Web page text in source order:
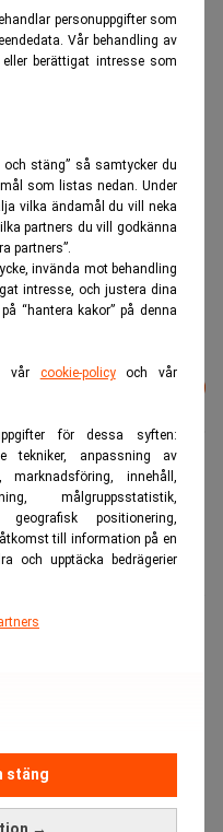
personuppgifter som
Vår behandling av
berättigat intresse som
och stäng” så samtycker du
som listas nedan. Under
vilka ändamål du vill neka
partners du vill godkänna
partners”.
invända mot behandling
intresse, och justera dina
“hantera kakor” på denna
vår cookie-policyoch vår
för dessa syften:
tekniker, anpassning av
innehåll,
målgruppsstatistik,
positionering,
till information på en
och upptäcka bedrägerier
stäng
jämfört med
Volvo V/C70 med
är Volvo V50 med 6
4 875 (7 185).
I juni nyregistrerades
procent.
på 265.000 bilar
Prenumerera
och kontroll till Alecta